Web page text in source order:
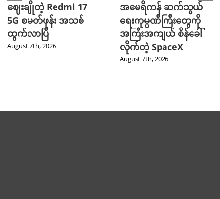
ဈေးချိုတဲ့ Redmi 17
5G စမတ်ဖုန်း အသစ်
ထွက်လာပြီ
August 7th, 2026
အမေရိကန် ဆက်သွယ်
ရေးကုမ္ပဏီကြီးတွေကို
အကြီးအကျယ် စိန်ခေါ်
လိုက်တဲ့ SpaceX
August 7th, 2026